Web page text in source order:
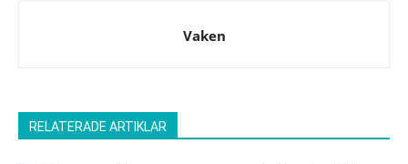
Vaken
RELATERADE ARTIKLAR